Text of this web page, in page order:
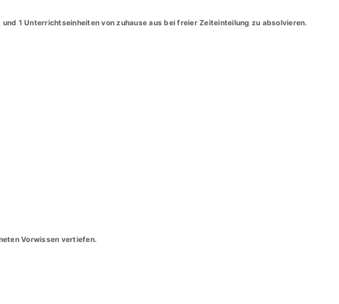
1 Unterrichtseinheiten von zuhause aus bei freier Zeiteinteilung zu absolvieren.
Vorwissen vertiefen.